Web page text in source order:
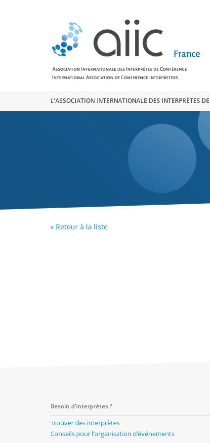
L'ASSOCIATION INTERNATIONALE DES INTERPRÈTES
« Retour à la liste
Besoin d'interprètes ?
Trouver des interprètes
Conseils pour l’organisation d’événements